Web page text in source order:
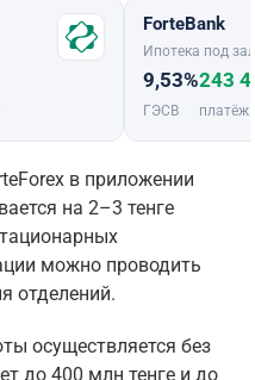
ForteBank
Ипотека под
9,53%
ГЭСВ
243
платёж
в приложении
на 2–3 тенге
можно проводить
отделений.
осуществляется без
до 400 млн тенге и до